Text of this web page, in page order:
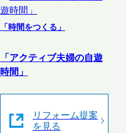
「時間をつくる」
「アクティブ夫婦の自遊
時間」
リフォーム提案
を見る